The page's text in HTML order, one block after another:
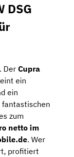
DSG
Der Cupra
ein
ein
fantastischen
zum
netto im
. Wer
profitiert